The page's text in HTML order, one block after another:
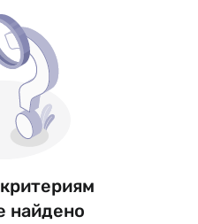
найдено